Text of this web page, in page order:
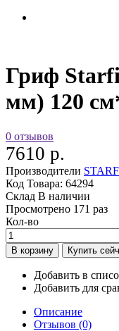
Гриф
мм) 120
0 отзывов
7610 р.
Производители
Код Товара: 64294
Склад В наличии
Просмотрено 171 раз
Кол-во
Добавить в
Добавить для
Описание
Отзывов (0)